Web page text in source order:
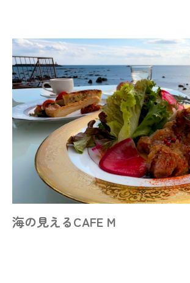
海の見えるCAFE M